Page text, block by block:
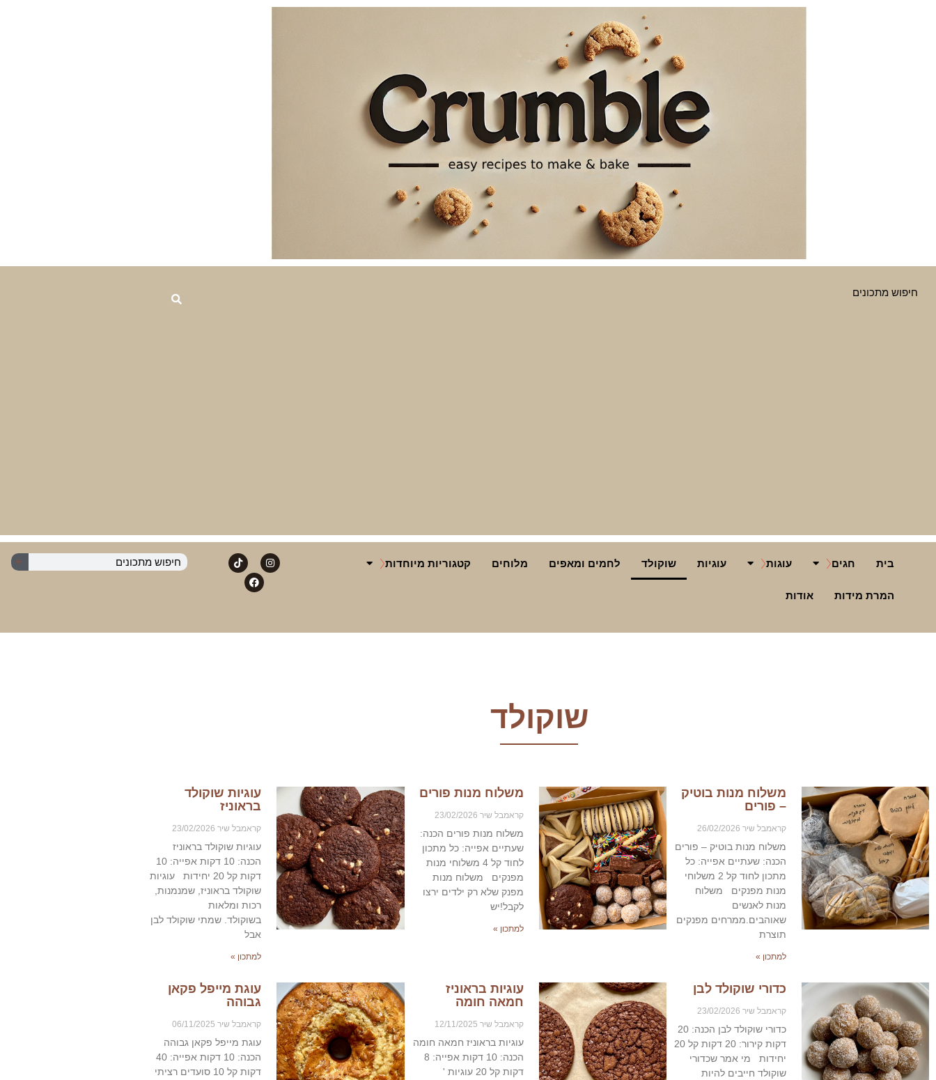
בית חגים עוגות עוגיות שוקולד לחמים ומאפים מלוחים קטגוריות מיוחדות
המרת מידות אודות
שוקולד
משלוח מנות בוטיק
– פורים
קראמבל שיר 26/02/2026
משלוח מנות בוטיק – פורים
הכנה: שעתיים אפייה: כל
מתכון לחוד קל 2 משלוחי
מנות מפנקים ‎משלוח
מנות לאנשים
שאוהבים.ממרחים מפנקים
תוצרת
למתכון »
משלוח מנות פורים
קראמבל שיר 23/02/2026
משלוח מנות פורים הכנה:
שעתיים אפייה: כל מתכון
לחוד קל 4 משלוחי מנות
מפנקים ‎משלוח מנות
מפנק שלא רק ילדים ירצו
לקבל!יש
למתכון »
עוגיות שוקולד
בראוניז
קראמבל שיר 23/02/2026
עוגיות שוקולד בראוניז
הכנה: 10 דקות אפייה: 10
דקות קל 20 יחידות ‎עוגיות
שוקולד בראוניז, שמנמנות,
רכות ומלאות
בשוקולד. שמתי שוקולד לבן
אבל
למתכון »
כדורי שוקולד לבן
קראמבל שיר 23/02/2026
כדורי שוקולד לבן הכנה: 20
דקות קירור: 20 דקות קל 20
יחידות ‎מי אמר שכדורי
שוקולד חייבים להיות
עוגיות בראוניז
חמאה חומה
קראמבל שיר 12/11/2025
עוגיות בראוניז חמאה חומה
הכנה: 10 דקות אפייה: 8
דקות קל 20 עוגיות '
עוגת מייפל פקאן
גבוהה
קראמבל שיר 06/11/2025
עוגת מייפל פקאן גבוהה
הכנה: 10 דקות אפייה: 40
דקות קל 10 סועדים רציתי